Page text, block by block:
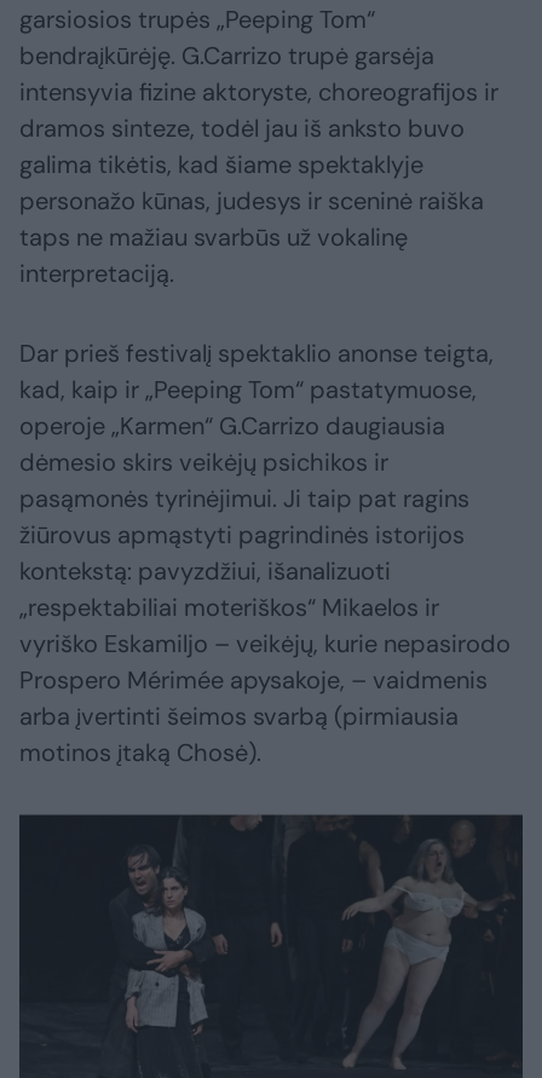
garsiosios trupės „Peeping Tom“
bendraįkūrėję. G.Carrizo trupė garsėja
intensyvia fizine aktoryste, choreografijos ir
dramos sinteze, todėl jau iš anksto buvo
galima tikėtis, kad šiame spektaklyje
personažo kūnas, judesys ir sceninė raiška
taps ne mažiau svarbūs už vokalinę
interpretaciją.
Dar prieš festivalį spektaklio anonse teigta,
kad, kaip ir „Peeping Tom“ pastatymuose,
operoje „Karmen“ G.Carrizo daugiausia
dėmesio skirs veikėjų psichikos ir
pasąmonės tyrinėjimui. Ji taip pat ragins
žiūrovus apmąstyti pagrindinės istorijos
kontekstą: pavyzdžiui, išanalizuoti
„respektabiliai moteriškos“ Mikaelos ir
vyriško Eskamiljo – veikėjų, kurie nepasirodo
Prospero Mérimée apysakoje, – vaidmenis
arba įvertinti šeimos svarbą (pirmiausia
motinos įtaką Chosė).